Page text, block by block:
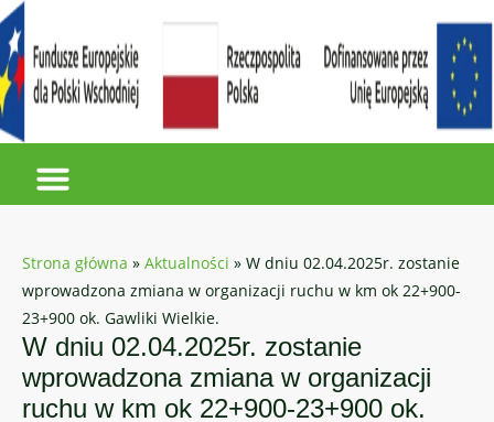
Strona główna » Aktualności » W dniu 02.04.2025r. zostanie
wprowadzona zmiana w organizacji ruchu w km ok 22+900-
23+900 ok. Gawliki Wielkie.
W dniu 02.04.2025r. zostanie
wprowadzona zmiana w organizacji
ruchu w km ok 22+900-23+900 ok.